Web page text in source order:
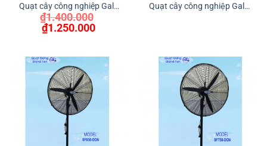
Quạt cây công nghiệp Gale
D-500N
₫1.400.000
Giá
gốc
₫1.250.000Giá
hiện
₫1.250.000.
Quạt cây công nghiệp Gale